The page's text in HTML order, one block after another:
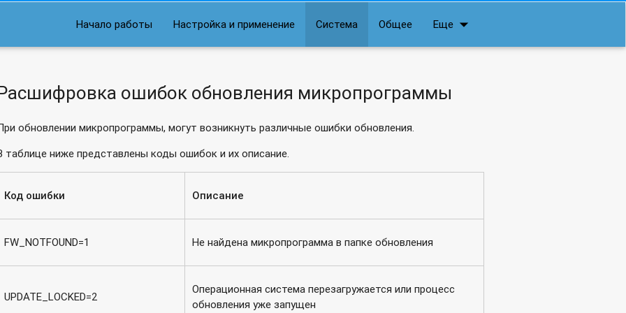
Начало работы Настройка и применение Система Общее Ещеarrow_drop_down
ошибок обновления микропрограммы
обновлении микропрограммы, могут возникнуть различные ошибки обновления.
таблице ниже представлены коды ошибок и их описание.
Код ошибки Описание
FW_NOTFOUND=1 Не найдена микропрограмма в папке обновления
UPDATE_LOCKED=2
Операционная система перезагружается или процесс
обновления уже запущен